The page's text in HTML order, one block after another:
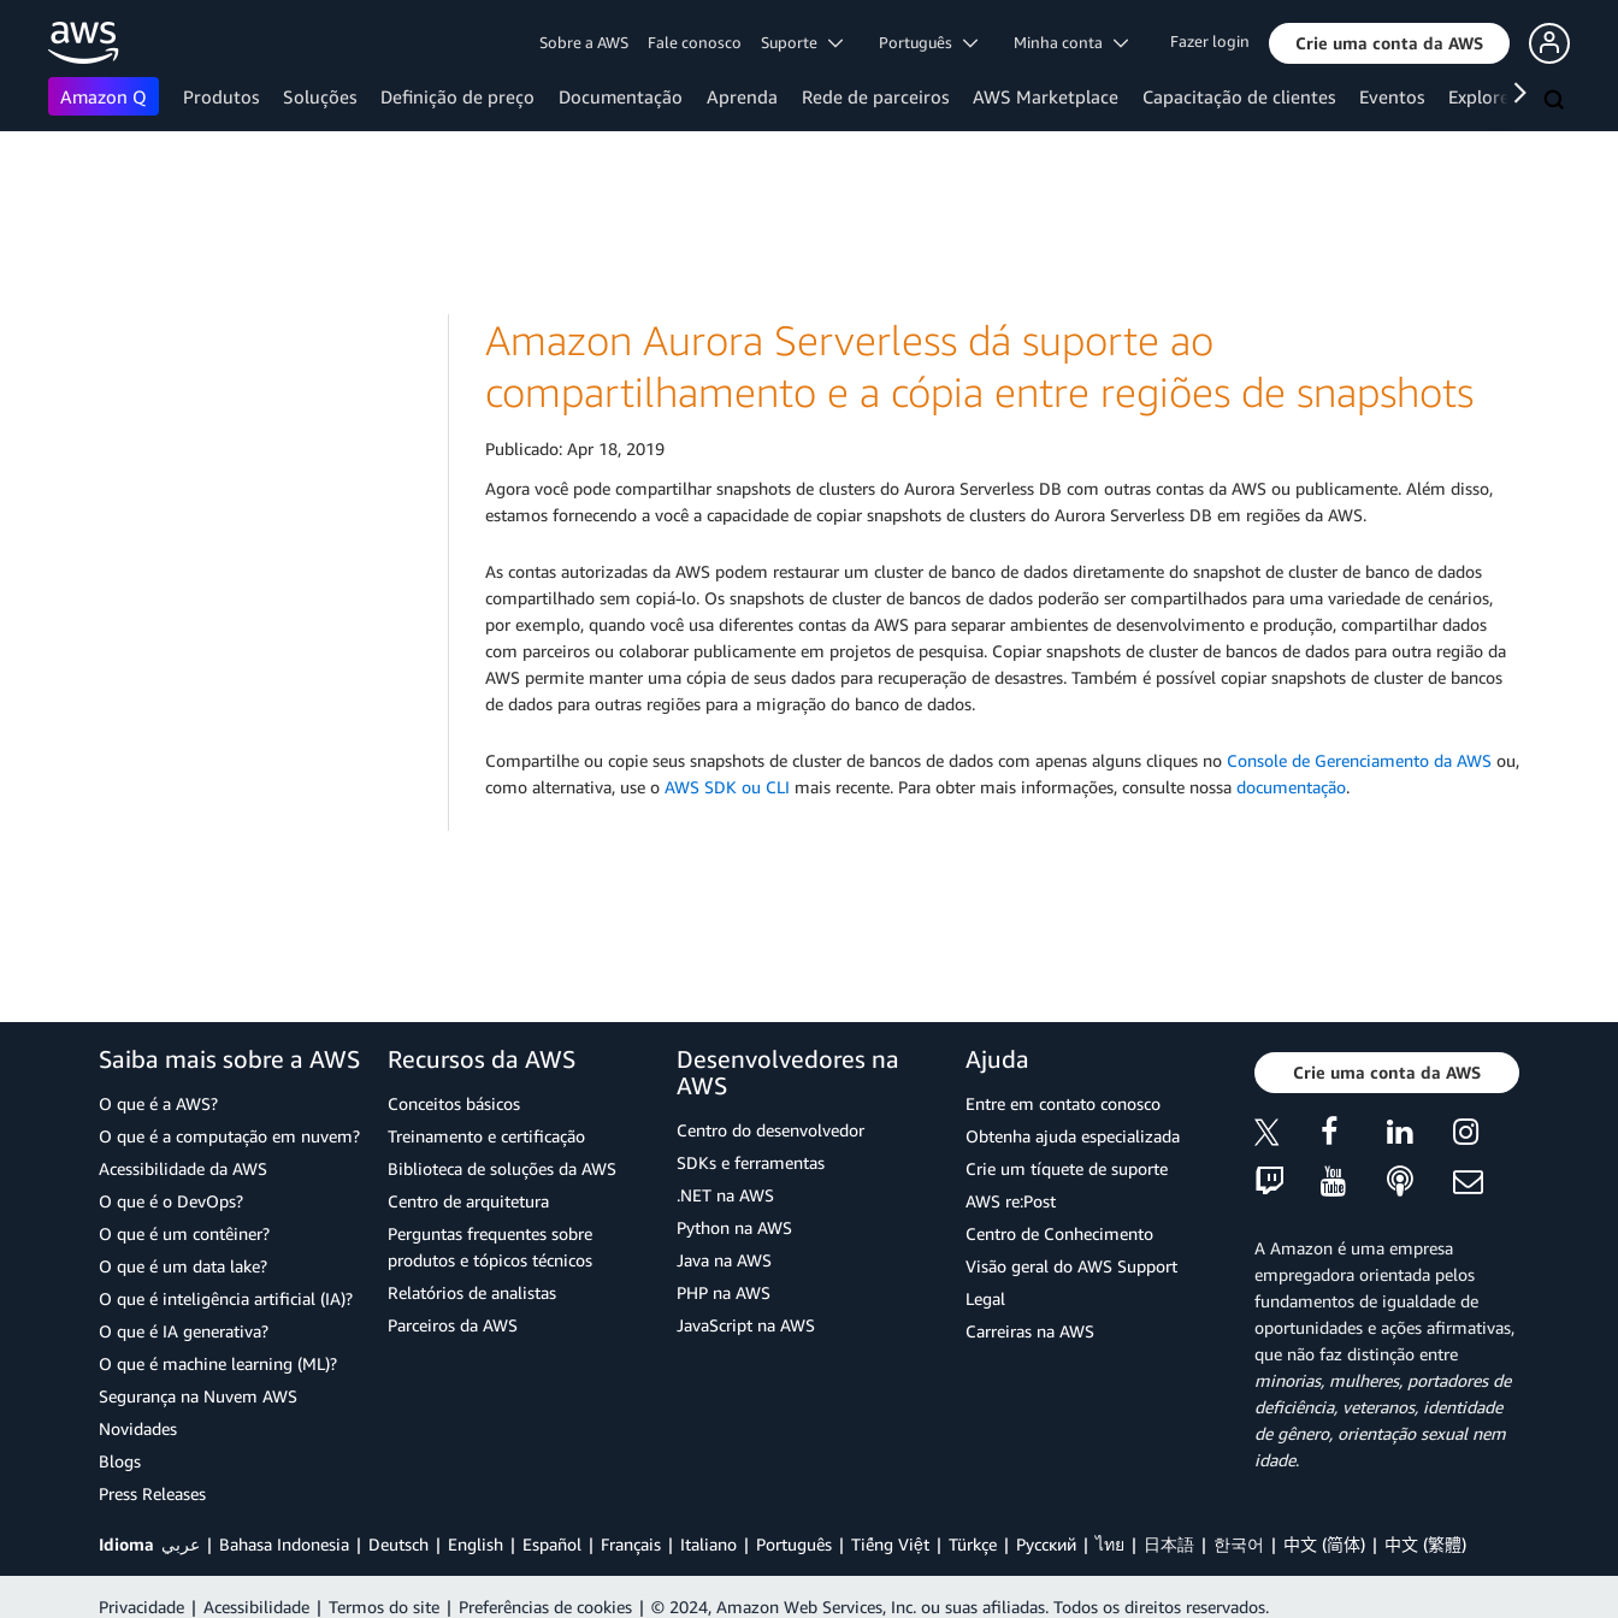
Sobre a AWS Fale conosco Suporte Português Minha conta Fazer login Crie uma conta da AWS
Amazon Q Produtos Soluções Definição de preço Documentação Aprenda Rede de parceiros AWS Marketplace Capacitação de clientes Eventos Explore mais
Amazon Aurora Serverless dá suporte ao
compartilhamento e a cópia entre regiões de snapshots
Publicado: Apr 18, 2019
Agora você pode compartilhar snapshots de clusters do Aurora Serverless DB com outras contas da AWS ou publicamente. Além disso,
estamos fornecendo a você a capacidade de copiar snapshots de clusters do Aurora Serverless DB em regiões da AWS.
As contas autorizadas da AWS podem restaurar um cluster de banco de dados diretamente do snapshot de cluster de banco de dados
compartilhado sem copiá-lo. Os snapshots de cluster de bancos de dados poderão ser compartilhados para uma variedade de cenários,
por exemplo, quando você usa diferentes contas da AWS para separar ambientes de desenvolvimento e produção, compartilhar dados
com parceiros ou colaborar publicamente em projetos de pesquisa. Copiar snapshots de cluster de bancos de dados para outra região da
AWS permite manter uma cópia de seus dados para recuperação de desastres. Também é possível copiar snapshots de cluster de bancos
de dados para outras regiões para a migração do banco de dados.
Compartilhe ou copie seus snapshots de cluster de bancos de dados com apenas alguns cliques no Console de Gerenciamento da AWS ou,
como alternativa, use o AWS SDK ou CLI mais recente. Para obter mais informações, consulte nossa documentação.
Saiba mais sobre a AWS
O que é a AWS?
O que é a computação em nuvem?
Acessibilidade da AWS
O que é o DevOps?
O que é um contêiner?
O que é um data lake?
O que é inteligência artificial (IA)?
O que é IA generativa?
O que é machine learning (ML)?
Segurança na Nuvem AWS
Novidades
Blogs
Press Releases
Recursos da AWS
Conceitos básicos
Treinamento e certificação
Biblioteca de soluções da AWS
Centro de arquitetura
Perguntas frequentes sobre
produtos e tópicos técnicos
Relatórios de analistas
Parceiros da AWS
Desenvolvedores na
AWS
Centro do desenvolvedor
SDKs e ferramentas
.NET na AWS
Python na AWS
Java na AWS
PHP na AWS
JavaScript na AWS
Ajuda
Entre em contato conosco
Obtenha ajuda especializada
Crie um tíquete de suporte
AWS re:Post
Centro de Conhecimento
Visão geral do AWS Support
Legal
Carreiras na AWS
Crie uma conta da AWS
A Amazon é uma empresa
empregadora orientada pelos
fundamentos de igualdade de
oportunidades e ações afirmativas,
que não faz distinção entre
minorias, mulheres, portadores de
deficiência, veteranos, identidade
de gênero, orientação sexual nem
idade.
Idioma عربي Bahasa Indonesia Deutsch English Español Français Italiano Português Tiếng Việt Türkçe Ρусский ไทย 日本語 한국어 中文 (简体) 中文 (繁體)
Privacidade | Acessibilidade | Termos do site | Preferências de cookies | © 2024, Amazon Web Services, Inc. ou suas afiliadas. Todos os direitos reservados.